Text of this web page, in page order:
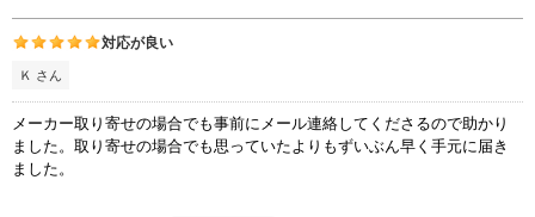
対応が良い
Ｋ さん
メーカー取り寄せの場合でも事前にメール連絡してくださるので助かり
ました。取り寄せの場合でも思っていたよりもずいぶん早く手元に届き
ました。